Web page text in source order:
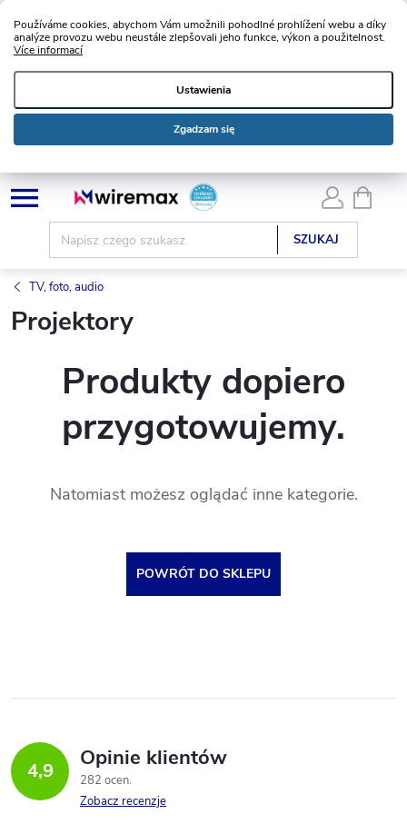
Používáme cookies, abychom Vám umožnili pohodlné prohlížení webu a díky
analýze provozu webu neustále zlepšovali jeho funkce, výkon a použitelnost.
Více informací
Ustawienia
Zgadzam się
Przejść
do
SZUKAJ
TV, foto, audio
Projektory
Produkty dopiero
przygotowujemy.
Natomiast możesz oglądać inne kategorie.
POWRÓT DO SKLEPU
4,9 Opinie klientów
282 ocen
Zobacz recenzje